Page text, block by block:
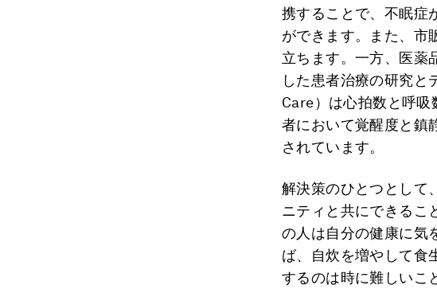
携することで、不眠症
ができます。また、市
立ちます。一方、医薬
した患者治療の研究
Care）は心拍数と呼
者において覚醒度と鎮
されています。
解決策のひとつとして
ニティと共にできるこ
の人は自分の健康に気
ば、自炊を増やして食
するのは時に難しいこ